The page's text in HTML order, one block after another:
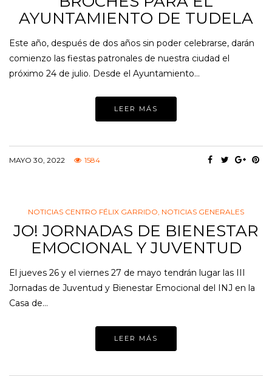
AYUNTAMIENTO DE TUDELA
Este año, después de dos años sin poder celebrarse, darán
comienzo las fiestas patronales de nuestra ciudad el
próximo 24 de julio. Desde el Ayuntamiento…
LEER MÁS
MAYO 30, 2022 1584
NOTICIAS CENTRO FÉLIX GARRIDO, NOTICIAS GENERALES
JO! JORNADAS DE BIENESTAR
EMOCIONAL Y JUVENTUD
El jueves 26 y el viernes 27 de mayo tendrán lugar las III
Jornadas de Juventud y Bienestar Emocional del INJ en la
Casa de…
LEER MÁS